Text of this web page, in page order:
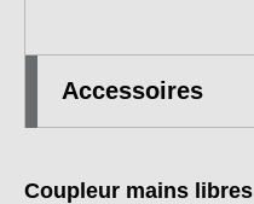
Accessoires
Coupleur mains libres